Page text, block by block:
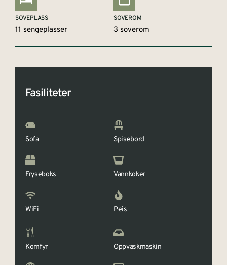
SOVEPLASS
11 sengeplasser
SOVEROM
3 soverom
Fasiliteter
Sofa Spisebord
Fryseboks Vannkoker
WiFi Peis
Komfyr Oppvaskmaskin